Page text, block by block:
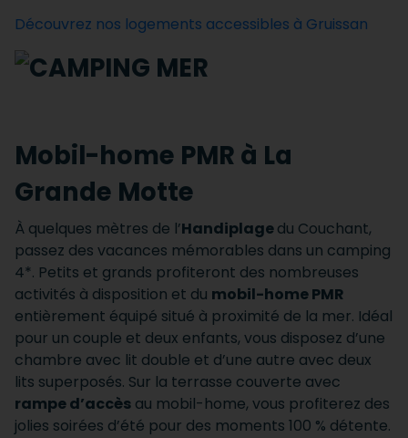
Découvrez nos logements accessibles à Gruissan
Mobil-home PMR à La
Grande Motte
À quelques mètres de l’Handiplagedu Couchant,
passez des vacances mémorables dans un camping
4*. Petits et grands profiteront des nombreuses
activités à disposition et du mobil-home PMR
entièrement équipé situé à proximité de la mer. Idéal
pour un couple et deux enfants, vous disposez d’une
chambre avec lit double et d’une autre avec deux
lits superposés. Sur la terrasse couverte avec
rampe d’accès au mobil-home, vous profiterez des
jolies soirées d’été pour des moments 100 % détente.